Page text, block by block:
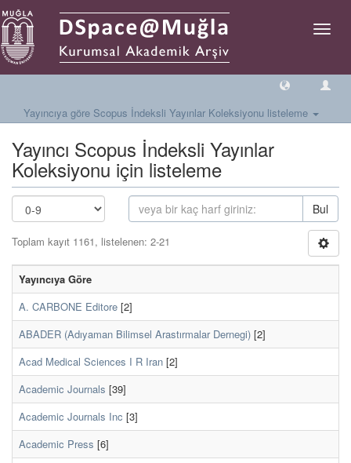
Geçiş
Yayıncıya göre Scopus İndeksli Yayınlar Koleksiyonu listeleme
Yayıncı Scopus İndeksli Yayınlar
Koleksiyonu için listeleme
Bul
Toplam kayıt 1161, listelenen: 2-21
Yayıncıya Göre
A. CARBONE Editore [2]
ABADER (Adıyaman Bilimsel Arastırmalar Dernegi) [2]
Acad Medical Sciences I R Iran [2]
Academic Journals [39]
Academic Journals Inc [3]
Academic Press [6]